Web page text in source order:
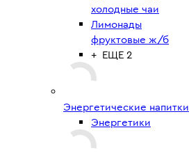
холодные чаи
Лимонады
фруктовые ж/б
+ ЕЩЕ 2
Энергетические напитки
Энергетики